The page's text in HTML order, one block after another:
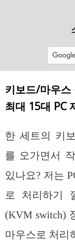
키보드/마우
최대 15대 PC
한 세트의 키
를 오가면서
있나요? 저는
로 처리하기
(KVM switch)
마우스로 처리